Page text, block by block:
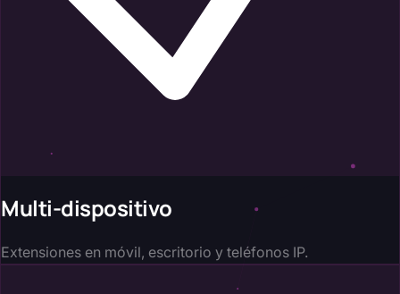
Multi-dispositivo
Extensiones en móvil, escritorio y teléfonos IP.